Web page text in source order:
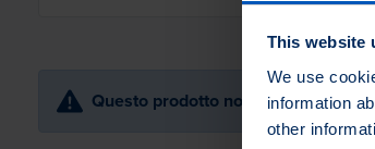
This website
We use
information
other
Questo prodotto non è disponibile